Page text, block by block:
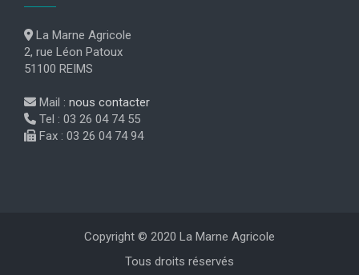
La Marne Agricole
2, rue Léon Patoux
51100 REIMS
Mail : nous contacter
Tel : 03 26 04 74 55
Fax : 03 26 04 74 94
Copyright © 2020 La Marne Agricole
Tous droits réservés